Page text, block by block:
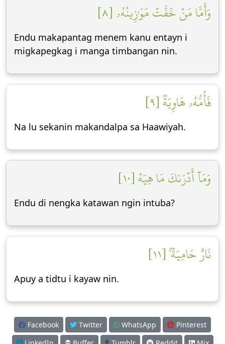
وَأَمَّا مَنۡ خَفَّتۡ مَوَٰزِينُهُۥ [٨]
Endu makapantag menem kanu entayn i
migkapegkag i manga timbangan nin.
فَأُمُّهُۥ هَاوِيَةٞ [٩]
Na lu sekanin makandalpa sa Haawiyah.
وَمَآ أَدۡرَىٰكَ مَا هِيَهۡ [١٠]
Endu di nengka katawan ngin intuba?
نَارٌ حَامِيَةُۢ [١١]
Apuy a tidtu i kayaw nin.
Facebook Twitter WhatsApp
Pinterest